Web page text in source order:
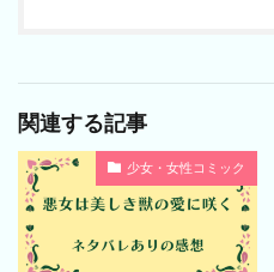
関連する記事
少女・女性コミック